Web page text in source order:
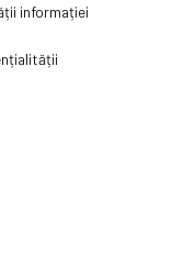
informației